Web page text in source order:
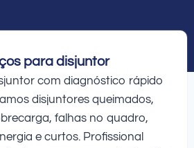
para disjuntor
com diagnóstico rápido
disjuntores queimados,
falhas no quadro,
e curtos. Profissional